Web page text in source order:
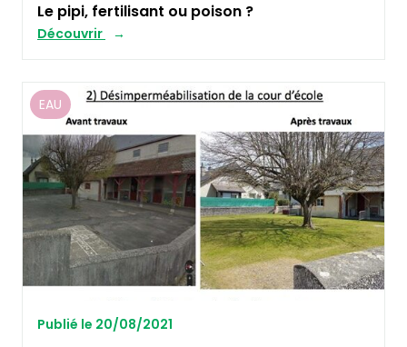
Le pipi, fertilisant ou poison ?
Découvrir
EAU
Publié le 20/08/2021